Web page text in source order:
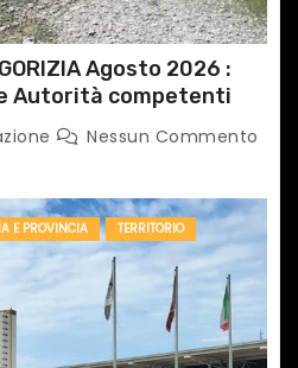
Agosto 2026 :
Autorità competenti
Nessun Commento
E PROVINCIA TERRITORIO